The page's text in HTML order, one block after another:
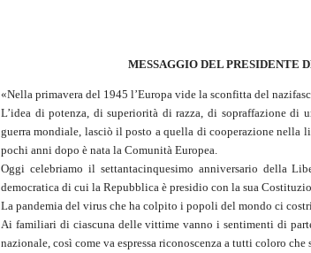
MESSAGGIO DEL PRESIDENTE
«Nella primavera del 1945 l’Europa vide la sconfitta del
L’idea di potenza, di superiorità di razza, di sopraffazione di
guerra mondiale, lasciò il posto a quella di cooperazione nella
pochi anni dopo è nata la Comunità Europea.
Oggi celebriamo il settantacinquesimo anniversario della
democratica di cui la Repubblica è presidio con la sua
La pandemia del virus che ha colpito i popoli del mondo ci
Ai familiari di ciascuna delle vittime vanno i sentimenti di
nazionale, così come va espressa riconoscenza a tutti coloro